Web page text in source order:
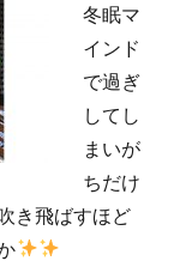
冬眠マ
インド
で過ぎ
してし
まいが
ちだけ
き飛ばすほど